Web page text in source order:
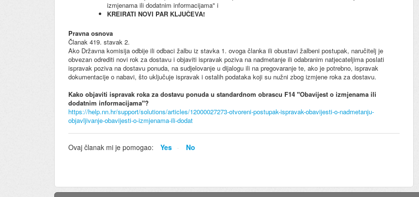
izmjenama ili dodatnim informacijama" i
KREIRATI NOVI PAR KLJUČEVA!
Pravna osnova
Članak 419. stavak 2.
Ako Državna komisija odbije ili odbaci žalbu iz stavka 1. ovoga članka ili obustavi žalbeni postupak, naručitelj je
obvezan odrediti novi rok za dostavu i objaviti ispravak poziva na nadmetanje ili odabranim natjecateljima poslati
ispravak poziva na dostavu ponuda, na sudjelovanje u dijalogu ili na pregovaranje te, ako je potrebno, ispravak
dokumentacije o nabavi, što uključuje ispravak i ostalih podataka koji su nužni zbog izmjene roka za dostavu.
Kako objaviti ispravak roka za dostavu ponuda u standardnom obrascu F14 "Obavijest o izmjenama ili
dodatnim informacijama"?
https://help.nn.hr/support/solutions/articles/12000027273-otvoreni-postupak-ispravak-obavijesti-o-nadmetanju-
objavljivanje-obavijesti-o-izmjenama-ili-dodat
Ovaj članak mi je pomogao: Yes No